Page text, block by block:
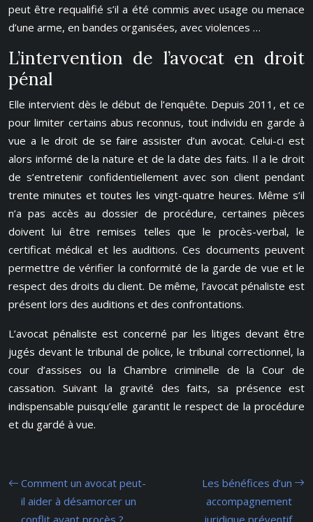
peut être requalifié s’il a été commis avec usage ou menace
d’une arme, en bandes organisées, avec violences …
L’intervention de l’avocat en droit
pénal
Elle intervient dès le début de l’enquête. Depuis 2011, et ce
pour limiter certains abus reconnus, tout individu en garde à
vue a le droit de se faire assister d’un avocat. Celui-ci est
alors informé de la nature et de la date des faits. Il a le droit
de s’entretenir confidentiellement avec son client pendant
trente minutes et toutes les vingt-quatre heures. Même s’il
n’a pas accès au dossier de procédure, certaines pièces
doivent lui être remises telles que le procès-verbal, le
certificat médical et les auditions. Ces documents peuvent
permettre de vérifier la conformité de la garde de vue et le
respect des droits du client. De même, l’avocat pénaliste est
présent lors des auditions et des confrontations.
L’avocat pénaliste est concerné par les litiges devant être
jugés devant le tribunal de police, le tribunal correctionnel, la
cour d’assises ou la Chambre criminelle de la Cour de
cassation. Suivant la gravité des faits, sa présence est
indispensable puisqu’elle garantit le respect de la procédure
et du gardé à vue.
Comment un avocat peut-
il aider à désamorcer un
conflit avant procès ?
Les bénéfices d’un
accompagnement
juridique préventif